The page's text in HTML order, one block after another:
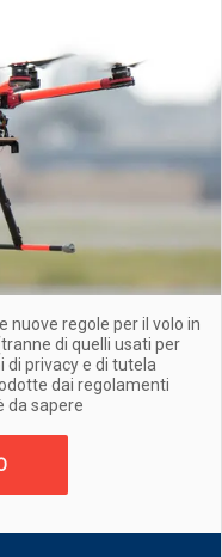
nuove regole per il volo in
di quelli usati per
di privacy e di tutela
dai regolamenti
da sapere